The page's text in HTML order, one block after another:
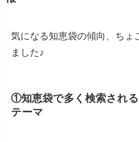
気になる知恵袋の傾向、ちょ
ました♪
①知恵袋で多く検索され
テーマ